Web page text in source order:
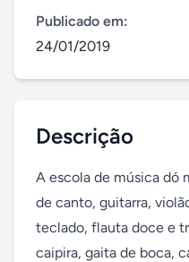
Publicado em:
24/01/2019
Descrição
A escola de música dó
de canto, guitarra,
teclado, flauta doce e
caipira, gaita de boca,